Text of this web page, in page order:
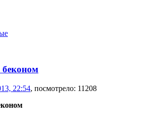
22:54, посмотрело: 11208